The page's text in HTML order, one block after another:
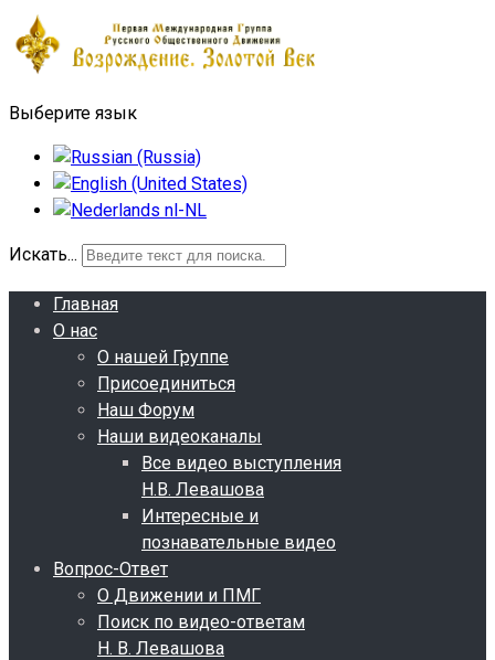
Выберите язык
Искать...
Главная
О нас
О нашей Группе
Присоединиться
Наш Форум
Наши видеоканалы
Все видео выступления
Н.В. Левашова
Интересные и
познавательные видео
Вопрос-Ответ
О Движении и ПМГ
Поиск по видео-ответам
Н. В. Левашова